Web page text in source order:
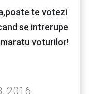
te votezi
se intrerupe
voturilor!
2016